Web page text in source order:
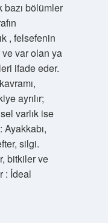
bazı bölümler
, felsefenin
var olan ya
ifade eder.
ayrılır;
varlık ise
silgi.
bitkiler ve
: İdeal